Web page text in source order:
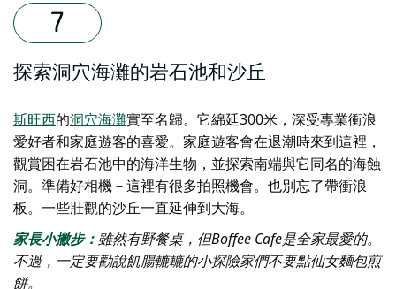
探索洞穴海灘的岩石池和沙丘
斯旺西的洞穴海灘實至名歸。它綿延300米，深受專業衝浪
愛好者和家庭遊客的喜愛。家庭遊客會在退潮時來到這裡，
觀賞困在岩石池中的海洋生物，並探索南端與它同名的海蝕
洞。準備好相機－這裡有很多拍照機會。也別忘了帶衝浪
板。一些壯觀的沙丘一直延伸到大海。
家長小撇步： 雖然有野餐桌，但Boffee Cafe是全家最愛的。
不過，一定要勸說飢腸轆轆的小探險家們不要點仙女麵包煎
餅。